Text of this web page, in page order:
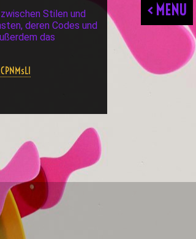
< MENU
Stilen und
deren Codes und
das